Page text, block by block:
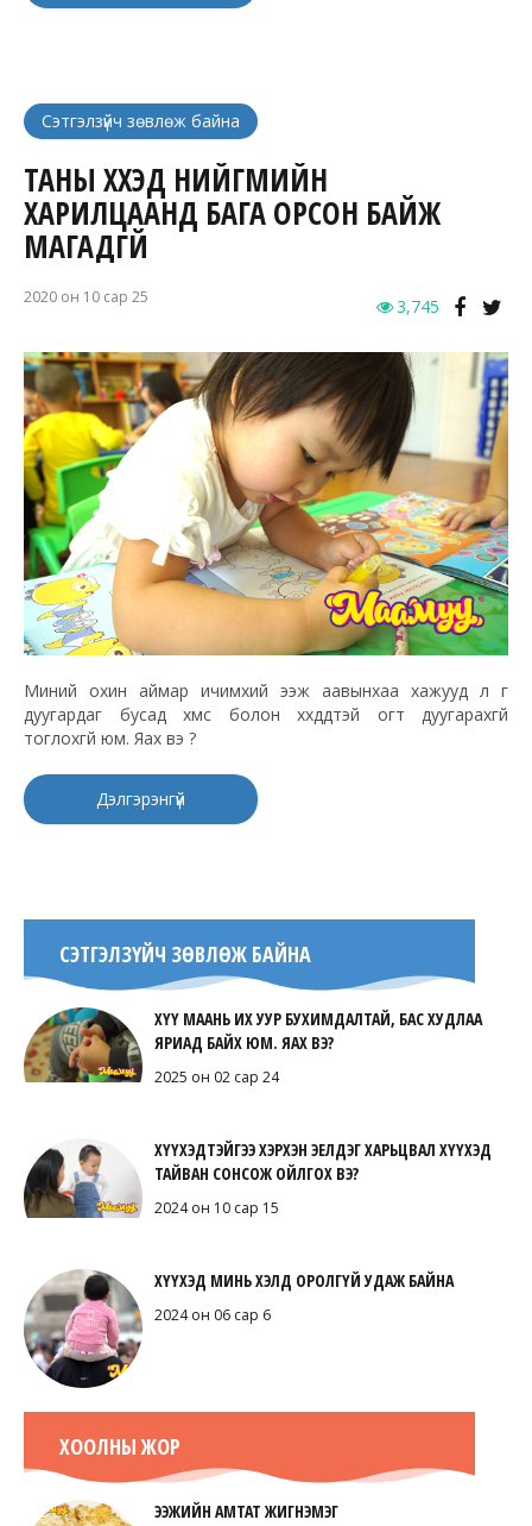
Сэтгэлзүйч зөвлөж байна
ТАНЫ ХҮҮХЭД НИЙГМИЙН
ХАРИЛЦААНД БАГА ОРСОН БАЙЖ
МАГАДГҮЙ
2020 он 10 сар 25 3,745
Миний охин аймар ичимхий ээж аавынхаа хажууд л үг
дуугардаг бусад хүмүүс болон хүүхдүүдтэй огт дуугарахгүй
тоглохгүй юм. Яах вэ ?
Дэлгэрэнгүй
СЭТГЭЛЗҮЙЧ ЗӨВЛӨЖ БАЙНА
ХҮҮ МААНЬ ИХ УУР БУХИМДАЛТАЙ, БАС ХУДЛАА
ЯРИАД БАЙХ ЮМ. ЯАХ ВЭ?
2025 он 02 сар 24
ХҮҮХЭДТЭЙГЭЭ ХЭРХЭН ЭЕЛДЭГ ХАРЬЦВАЛ ХҮҮХЭД
ТАЙВАН СОНСОЖ ОЙЛГОХ ВЭ?
2024 он 10 сар 15
ХҮҮХЭД МИНЬ ХЭЛД ОРОЛГҮЙ УДАЖ БАЙНА
2024 он 06 сар 6
ХООЛНЫ ЖОР
ЭЭЖИЙН АМТАТ ЖИГНЭМЭГ